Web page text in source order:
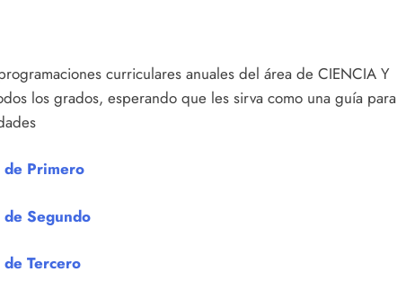
curriculares anuales del área de CIENCIA Y
los grados, esperando que les sirva como una guía para
Primero
Segundo
Tercero